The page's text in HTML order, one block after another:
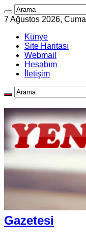
7 Ağustos 2026, Cuma
Künye
Site Haritası
Webmail
Hesabım
İletişim
Gazetesi